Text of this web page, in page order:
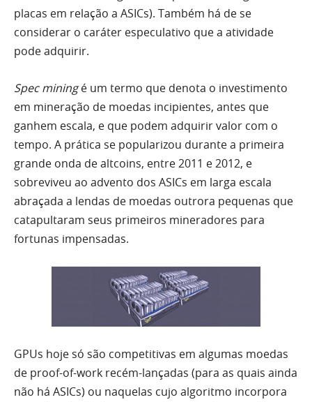
placas em relação a ASICs). Também há de se
considerar o caráter especulativo que a atividade
pode adquirir.
Spec miningé um termo que denota o investimento
em mineração de moedas incipientes, antes que
ganhem escala, e que podem adquirir valor com o
tempo. A prática se popularizou durante a primeira
grande onda de altcoins, entre 2011 e 2012, e
sobreviveu ao advento dos ASICs em larga escala
abraçada a lendas de moedas outrora pequenas que
catapultaram seus primeiros mineradores para
fortunas impensadas.
GPUs hoje só são competitivas em algumas moedas
de proof-of-work recém-lançadas (para as quais ainda
não há ASICs) ou naquelas cujo algoritmo incorpora